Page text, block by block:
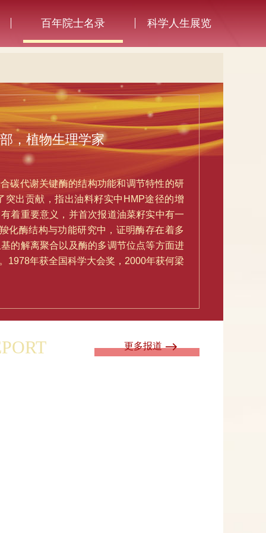
百年院士名录 科学人生展览
，植物生理学家
碳代谢关键酶的结构功能和调节特性的研
出贡献，指出油料籽实中HMP途径的增
着重要意义，并首次报道油菜籽实中有一
化酶结构与功能研究中，证明酶存在着多
的解离聚合以及酶的多调节位点等方面进
1978年获全国科学大会奖，2000年获何梁
更多报道